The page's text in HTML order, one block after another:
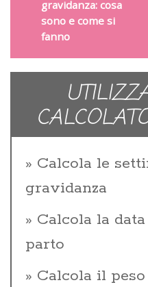
gravidanza: cosa
sono e come si
fanno
Calcola le
gravidanza
Calcola la
parto
Calcola il